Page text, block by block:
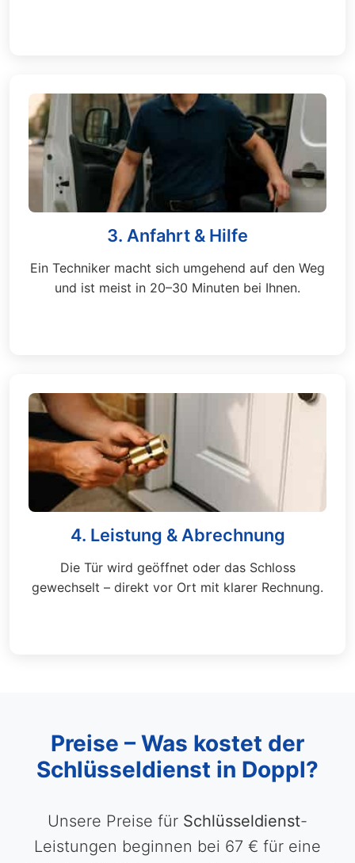
3. Anfahrt & Hilfe
Ein Techniker macht sich umgehend auf den Weg
und ist meist in 20–30 Minuten bei Ihnen.
4. Leistung & Abrechnung
Die Tür wird geöffnet oder das Schloss
gewechselt – direkt vor Ort mit klarer Rechnung.
Preise – Was kostet der
Schlüsseldienst in Doppl?
Unsere Preise für Schlüsseldienst-
Leistungen beginnen bei 67 € für eine